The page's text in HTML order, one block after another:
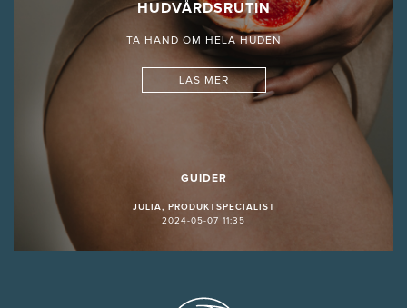
HUDVÅRDSRUTIN
TA HAND OM HELA HUDEN
LÄS MER
GUIDER
JULIA, PRODUKTSPECIALIST
2024-05-07 11:35